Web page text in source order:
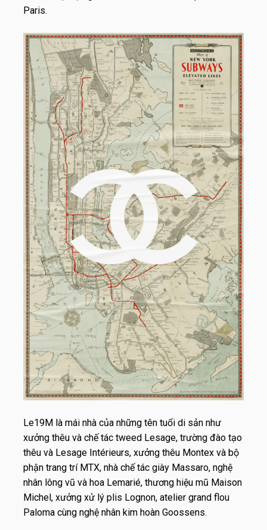
Paris.
Le19M là mái nhà của những tên tuổi di sản như
xưởng thêu và chế tác tweed Lesage, trường đào tạo
thêu và Lesage Intérieurs, xưởng thêu Montex và bộ
phận trang trí MTX, nhà chế tác giày Massaro, nghệ
nhân lông vũ và hoa Lemarié, thương hiệu mũ Maison
Michel, xưởng xử lý plis Lognon, atelier grand flou
Paloma cùng nghệ nhân kim hoàn Goossens.